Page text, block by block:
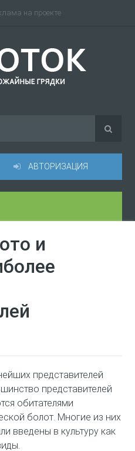
на проекте
АВТОРИЗАЦИЯ
и
представителей
представителей
обитателями
болот. Многие из них
введены в культуру как